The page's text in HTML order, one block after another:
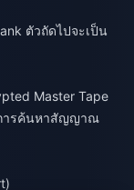
ตัวถัดไปจะเป็น
Master Tape
ารค้นหาสัญญาณ